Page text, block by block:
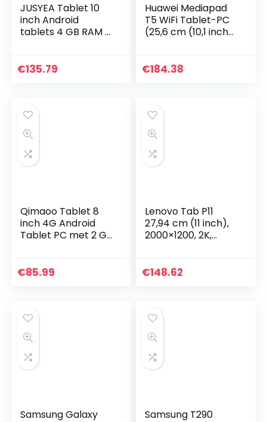
JUSYEA Tablet 10
inch Android
tablets 4 GB RAM +
mAh accu, 5 MP + 8
€135.79
Huawei Mediapad
T5 WiFi Tablet-PC
(25,6 cm (10,1 inch)
geheugen
€184.38
Qimaoo Tablet 8
inch 4G Android
Tablet PC met 2 GB
HD (1280 x 800)
€85.99
Lenovo Tab P11
27,94 cm (11 inch),
2000×1200, 2K,
(Qualcomm
€148.62
Samsung Galaxy
Samsung T290